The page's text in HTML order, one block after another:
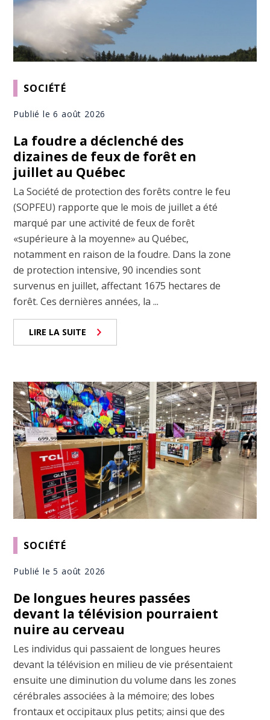
SOCIÉTÉ
Publié le 6 août 2026
La foudre a déclenché des
dizaines de feux de forêt en
juillet au Québec
La Société de protection des forêts contre le feu
(SOPFEU) rapporte que le mois de juillet a été
marqué par une activité de feux de forêt
«supérieure à la moyenne» au Québec,
notamment en raison de la foudre. Dans la zone
de protection intensive, 90 incendies sont
survenus en juillet, affectant 1675 hectares de
forêt. Ces dernières années, la ...
LIRE LA SUITE
SOCIÉTÉ
Publié le 5 août 2026
De longues heures passées
devant la télévision pourraient
nuire au cerveau
Les individus qui passaient de longues heures
devant la télévision en milieu de vie présentaient
ensuite une diminution du volume dans les zones
cérébrales associées à la mémoire; des lobes
frontaux et occipitaux plus petits; ainsi que des